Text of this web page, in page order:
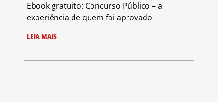
Ebook gratuito: Concurso Público – a
experiência de quem foi aprovado
LEIA MAIS